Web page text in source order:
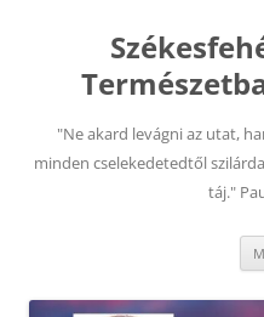
tartalomba
"Ne akard levágni az utat,
minden cselekedetedtől
táj."